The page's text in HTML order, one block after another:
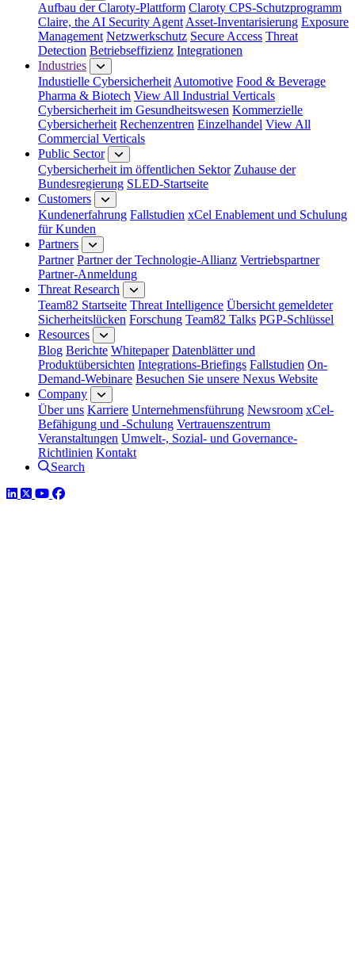
Aufbau der Claroty-Plattform Claroty CPS-Schutzprogramm
Claire, the AI Security Agent Asset-Inventarisierung Exposure
Management Netzwerkschutz Secure Access Threat
Detection Betriebseffizienz Integrationen
Industries
Industielle Cybersicherheit Automotive Food & Beverage
Pharma & Biotech View All Industrial Verticals
Cybersicherheit im Gesundheitswesen Kommerzielle
Cybersicherheit Rechenzentren Einzelhandel View All
Commercial Verticals
Public Sector
Cybersicherheit im öffentlichen Sektor Zuhause der
Bundesregierung SLED-Startseite
Customers
Kundenerfahrung Fallstudien xCel Enablement und Schulung
für Kunden
Partners
Partner Partner der Technologie-Allianz Vertriebspartner
Partner-Anmeldung
Threat Research
Team82 Startseite Threat Intelligence Übersicht gemeldeter
Sicherheitslücken Forschung Team82 Talks PGP-Schlüssel
Resources
Blog Berichte Whitepaper Datenblätter und
Produktübersichten Integrations-Briefings Fallstudien On-
Demand-Webinare Besuchen Sie unsere Nexus Website
Company
Über uns Karriere Unternehmensführung Newsroom xCel-
Befähigung und -Schulung Vertrauenszentrum
Veranstaltungen Umwelt-, Sozial- und Governance-
Richtlinien Kontakt
Search
LinkedIn
TwitterYouTube
Facebook